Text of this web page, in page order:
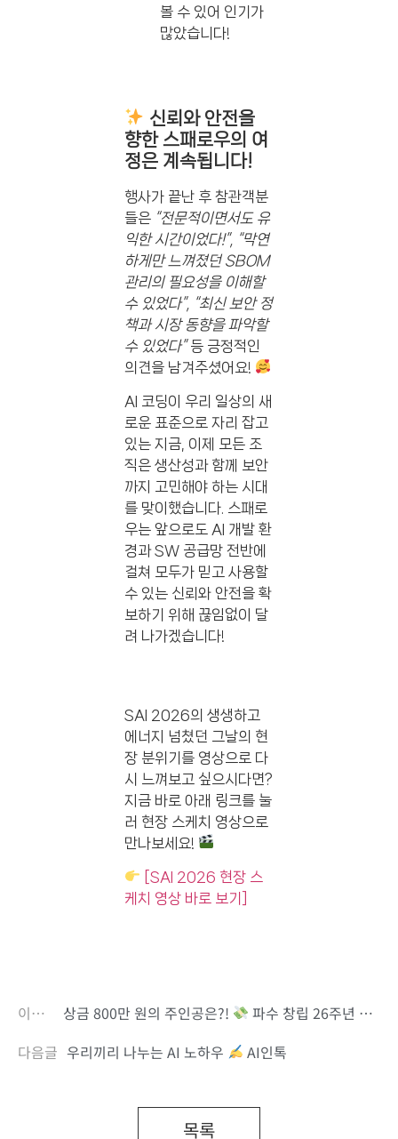
볼 수 있어 인기가
많았습니다!
신뢰와 안전을
향한 스패로우의 여
정은 계속됩니다!
행사가 끝난 후 참관객분
들은 “전문적이면서도 유
익한 시간이었다!”, “막연
하게만 느껴졌던 SBOM
관리의 필요성을 이해할
수 있었다”, “최신 보안 정
책과 시장 동향을 파악할
수 있었다”등 긍정적인
의견을 남겨주셨어요!
AI 코딩이 우리 일상의 새
로운 표준으로 자리 잡고
있는 지금, 이제 모든 조
직은 생산성과 함께 보안
까지 고민해야 하는 시대
를 맞이했습니다. 스패로
우는 앞으로도 AI 개발 환
경과 SW 공급망 전반에
걸쳐 모두가 믿고 사용할
수 있는 신뢰와 안전을 확
보하기 위해 끊임없이 달
려 나가겠습니다!
SAI 2026의 생생하고
에너지 넘쳤던 그날의 현
장 분위기를 영상으로 다
시 느껴보고 싶으시다면?
지금 바로 아래 링크를 눌
러 현장 스케치 영상으로
만나보세요!
[SAI 2026 현장 스
케치 영상 바로 보기]
이전글 상금 800만 원의 주인공은?!
파수 창립 26주년 기념행사
다음글 우리끼리 나누는 AI 노하우 AI인톡
목록